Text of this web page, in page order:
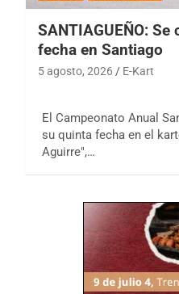
SANTIAGUEÑO:
fecha en Santiago
5 agosto, 2026 E-Kart
El Campeonato Anual
su quinta fecha en el
Aguirre",…